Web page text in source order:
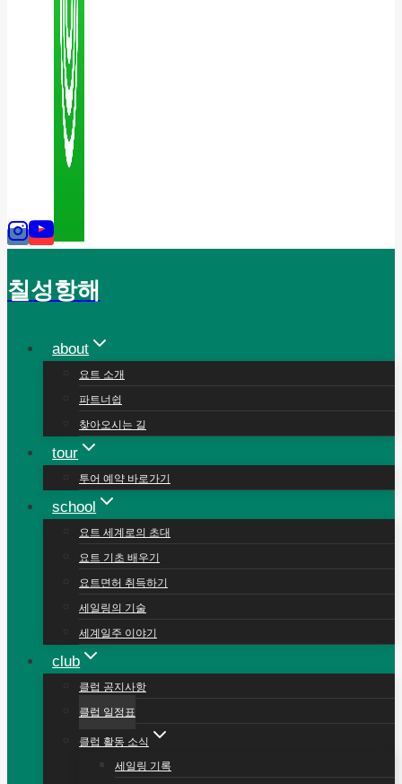
칠성항해
about
요트 소개
파트너쉽
찾아오시는 길
tour
투어 예약 바로가기
school
요트 세계로의 초대
요트 기초 배우기
요트면허 취득하기
세일링의 기술
세계일주 이야기
club
클럽 공지사항
클럽 일정표
클럽 활동 소식
세일링 기록